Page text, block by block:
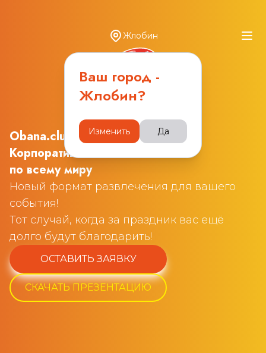
Жлобин
Ваш город -
Жлобин?
Изменить Да
Obana.club
Корпоративные квизы
по всему миру
Новый формат развлечения для вашего
события!
Тот случай, когда за праздник вас ещё
долго будут благодарить!
ОСТАВИТЬ ЗАЯВКУ
СКАЧАТЬ ПРЕЗЕНТАЦИЮ